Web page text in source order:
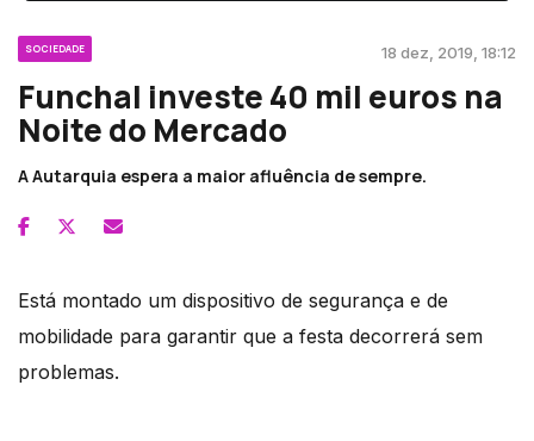
SOCIEDADE 18 dez, 2019, 18:12
Funchal investe 40 mil euros na
Noite do Mercado
A Autarquia espera a maior afluência de sempre.
Está montado um dispositivo de segurança e de
mobilidade para garantir que a festa decorrerá sem
problemas.